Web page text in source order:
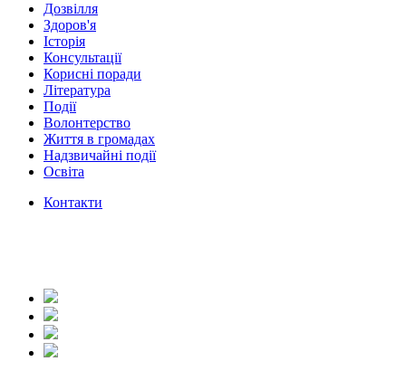
Дозвілля
Здоров'я
Історія
Консультації
Корисні поради
Література
Події
Волонтерство
Життя в громадах
Надзвичайні події
Освіта
Контакти